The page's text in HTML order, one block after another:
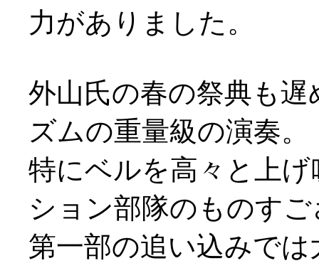
力がありました。
外山氏の春の祭典も
ズムの重量級の演奏。
特にベルを高々と上
ション部隊のものすご
第一部の追い込みで